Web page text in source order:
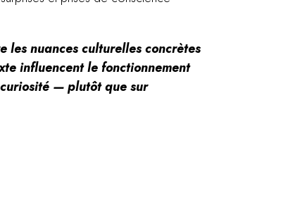
nuances culturelles concrètes
influencent le fonctionnement
— plutôt que sur